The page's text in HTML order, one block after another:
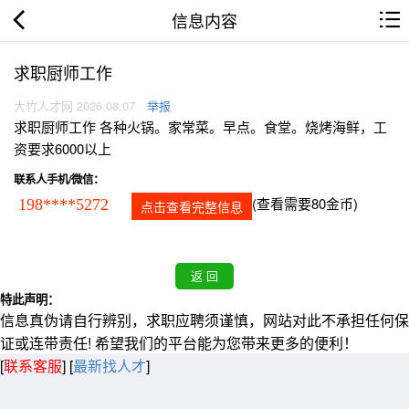
信息内容
求职厨师工作
大竹人才网 2026.08.07 举报
求职厨师工作 各种火锅。家常菜。早点。食堂。烧烤海鲜，工
资要求6000以上
联系人手机/微信：
198****5272 点击查看完整信息 (查看需要80金币)
特此声明：
信息真伪请自行辨别，求职应聘须谨慎，网站对此不承担任何保
证或连带责任! 希望我们的平台能为您带来更多的便利！
[联系客服] [最新找人才]